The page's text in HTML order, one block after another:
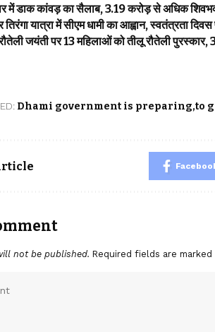
में डाक कांवड़ का सैलाब, 3.19 करोड़ से अधिक
तिरंगा यात्रा में सीएम धामी का आह्वान, स्वतंत्रता
जयंती पर 13 महिलाओं को तीलू रौतेली पुरस्कार,
Dhami government is preparing to
not be published. Required fields are marked